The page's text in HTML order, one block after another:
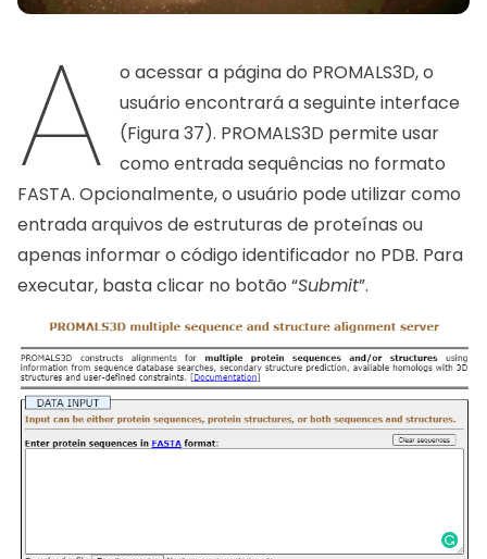
A
o acessar a página do PROMALS3D, o
usuário encontrará a seguinte interface
(Figura 37). PROMALS3D permite usar
como entrada sequências no formato
FASTA. Opcionalmente, o usuário pode utilizar como
entrada arquivos de estruturas de proteínas ou
apenas informar o código identificador no PDB. Para
executar, basta clicar no botão “Submit”.